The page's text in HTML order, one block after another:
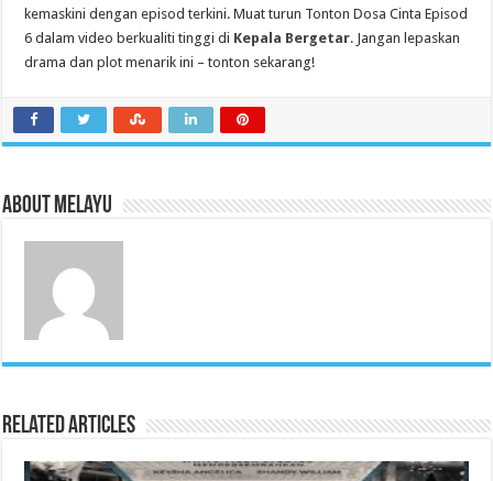
kemaskini dengan episod terkini. Muat turun Tonton Dosa Cinta Episod
6 dalam video berkualiti tinggi di Kepala Bergetar. Jangan lepaskan
drama dan plot menarik ini – tonton sekarang!
About Melayu
Related Articles